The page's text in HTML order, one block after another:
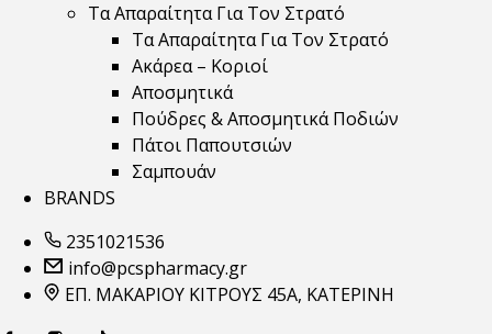
Τα Απαραίτητα Για Τον Στρατό
Τα Απαραίτητα Για Τον Στρατό
Ακάρεα – Κοριοί
Αποσμητικά
Πούδρες & Αποσμητικά Ποδιών
Πάτοι Παπουτσιών
Σαμπουάν
BRANDS
2351021536
info@pcspharmacy.gr
ΕΠ. ΜΑΚΑΡΙΟΥ ΚΙΤΡΟΥΣ 45Α, ΚΑΤΕΡΙΝΗ